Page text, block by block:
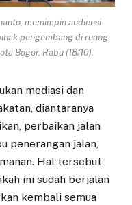
memimpin audiensi
pengembang di ruang
Bogor, Rabu (18/10).
mediasi dan
diantaranya
perbaikan jalan
penerangan jalan,
Hal tersebut
ini sudah berjalan
kembali semua